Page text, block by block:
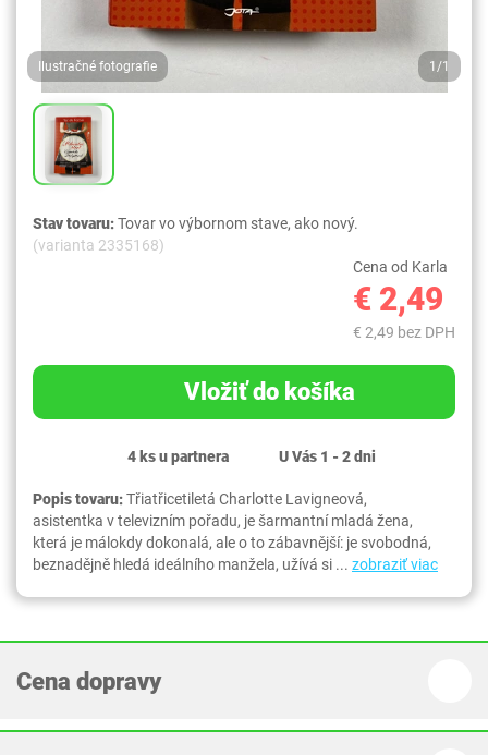
Ilustračné fotografie 1/1
Stav tovaru:Tovar vo výbornom stave, ako nový.
(varianta 2335168)
Cena od Karla
€ 2,49
€ 2,49 bez DPH
Vložiť do košíka
4 ks u partnera U Vás 1 - 2 dni
Popis tovaru:Třiatřicetiletá Charlotte Lavigneová,
asistentka v televizním pořadu, je šarmantní mladá žena,
která je málokdy dokonalá, ale o to zábavnější: je svobodná,
beznadějně hledá ideálního manžela, užívá si ... zobraziť viac
Cena dopravy